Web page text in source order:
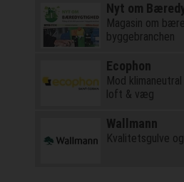
Nyt om
Magasin om
byggebranchen
Ecophon
Mod
loft & væg
Wallmann
Kvalitetsgulve